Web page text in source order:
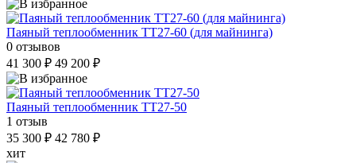
Паяный теплообменник ТТ27-60 (для майнинга)
0 отзывов
41 300 ₽ 49 200 ₽
Паяный теплообменник ТТ27-50
1 отзыв
35 300 ₽ 42 780 ₽
хит